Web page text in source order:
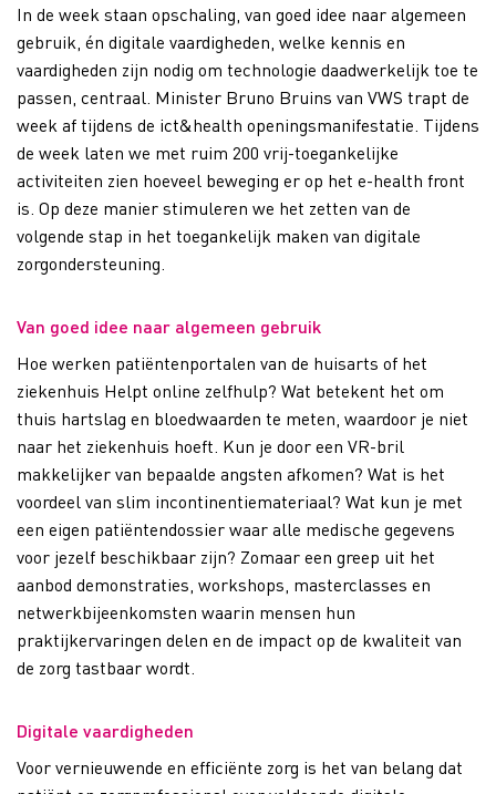
In de week staan opschaling, van goed idee naar algemeen
gebruik, én digitale vaardigheden, welke kennis en
vaardigheden zijn nodig om technologie daadwerkelijk toe te
passen, centraal. Minister Bruno Bruins van VWS trapt de
week af tijdens de ict&health openingsmanifestatie. Tijdens
de week laten we met ruim 200 vrij-toegankelijke
activiteiten zien hoeveel beweging er op het e-health front
is. Op deze manier stimuleren we het zetten van de
volgende stap in het toegankelijk maken van digitale
zorgondersteuning.
Van goed idee naar algemeen gebruik
Hoe werken patiëntenportalen van de huisarts of het
ziekenhuis Helpt online zelfhulp? Wat betekent het om
thuis hartslag en bloedwaarden te meten, waardoor je niet
naar het ziekenhuis hoeft. Kun je door een VR-bril
makkelijker van bepaalde angsten afkomen? Wat is het
voordeel van slim incontinentiemateriaal? Wat kun je met
een eigen patiëntendossier waar alle medische gegevens
voor jezelf beschikbaar zijn? Zomaar een greep uit het
aanbod demonstraties, workshops, masterclasses en
netwerkbijeenkomsten waarin mensen hun
praktijkervaringen delen en de impact op de kwaliteit van
de zorg tastbaar wordt.
Digitale vaardigheden
Voor vernieuwende en efficiënte zorg is het van belang dat